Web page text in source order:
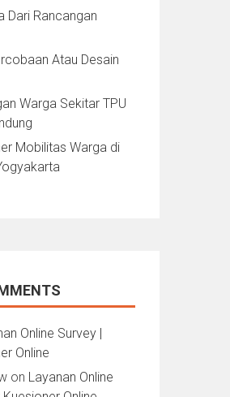
Dari Rancangan
Atau Desain
Warga Sekitar TPU
Mobilitas Warga di
Online Survey |
Online
on Layanan Online